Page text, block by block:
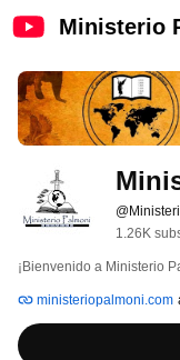
Ministerio
1.26K
¡Bienvenido a Ministerio
ministeriopalmoni.com